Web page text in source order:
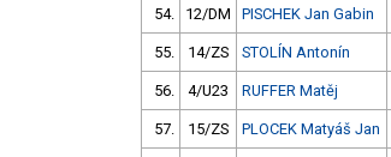
54. 12/DM PISCHEK Jan Gabin
55. 14/ZS STOLÍN Antonín
56. 4/U23 RUFFER Matěj
57. 15/ZS PLOCEK Matyáš Jan